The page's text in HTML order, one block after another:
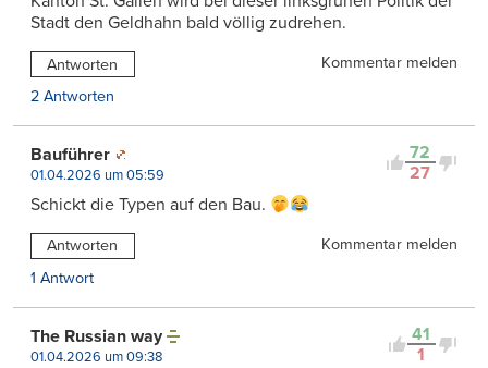
Stadt den Geldhahn bald völlig zudrehen.
Antworten
Kommentar melden
2 Antworten
72
27
Bauführer
01.04.2026 um 05:59
Schickt die Typen auf den Bau.
Antworten
Kommentar melden
1 Antwort
41
1
The Russian way
01.04.2026 um 09:38